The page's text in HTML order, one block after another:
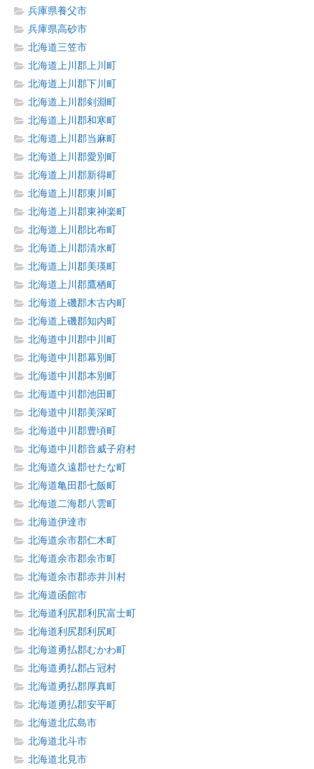
兵庫県養父市
兵庫県高砂市
北海道三笠市
北海道上川郡上川町
北海道上川郡下川町
北海道上川郡剣淵町
北海道上川郡和寒町
北海道上川郡当麻町
北海道上川郡愛別町
北海道上川郡新得町
北海道上川郡東川町
北海道上川郡東神楽町
北海道上川郡比布町
北海道上川郡清水町
北海道上川郡美瑛町
北海道上川郡鷹栖町
北海道上磯郡木古内町
北海道上磯郡知内町
北海道中川郡中川町
北海道中川郡幕別町
北海道中川郡本別町
北海道中川郡池田町
北海道中川郡美深町
北海道中川郡豊頃町
北海道中川郡音威子府村
北海道久遠郡せたな町
北海道亀田郡七飯町
北海道二海郡八雲町
北海道伊達市
北海道余市郡仁木町
北海道余市郡余市町
北海道余市郡赤井川村
北海道函館市
北海道利尻郡利尻富士町
北海道利尻郡利尻町
北海道勇払郡むかわ町
北海道勇払郡占冠村
北海道勇払郡厚真町
北海道勇払郡安平町
北海道北広島市
北海道北斗市
北海道北見市